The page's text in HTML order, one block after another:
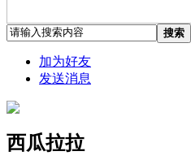
搜索
加为好友
发送消息
西瓜拉拉